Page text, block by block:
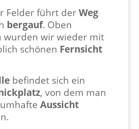
Felder führt der Weg
bergauf. Oben
wurden wir wieder mit
schönen Fernsicht
befindet sich ein
, von dem man
Aussicht